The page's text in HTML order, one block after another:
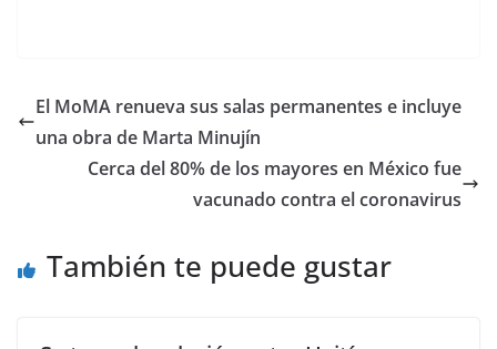
reivindicar la
de ayer organizada en
Brasilia por
en la que participó.Con
El MoMA renueva sus salas permanentes e incluye
una obra de Marta Minujín
Cerca del 80% de los mayores en México fue
vacunado contra el coronavirus
También te puede gustar